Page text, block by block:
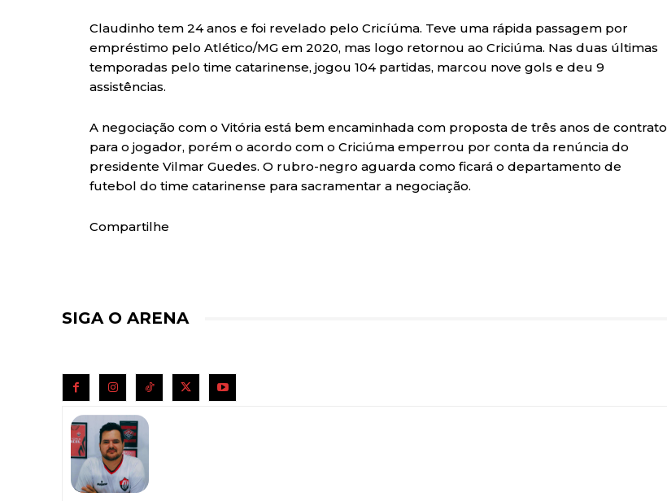
Claudinho tem 24 anos e foi revelado pelo Cricíúma. Teve uma rápida passagem por
empréstimo pelo Atlético/MG em 2020, mas logo retornou ao Criciúma. Nas duas últimas
temporadas pelo time catarinense, jogou 104 partidas, marcou nove gols e deu 9
assistências.
A negociação com o Vitória está bem encaminhada com proposta de três anos de contrato
para o jogador, porém o acordo com o Criciúma emperrou por conta da renúncia do
presidente Vilmar Guedes. O rubro-negro aguarda como ficará o departamento de
futebol do time catarinense para sacramentar a negociação.
Compartilhe
SIGA O ARENA